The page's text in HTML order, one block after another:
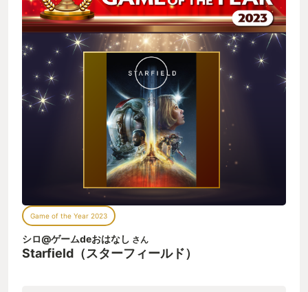
Game of the Year 2023
シロ@ゲームdeおはなし さん
Starfield（スターフィールド）